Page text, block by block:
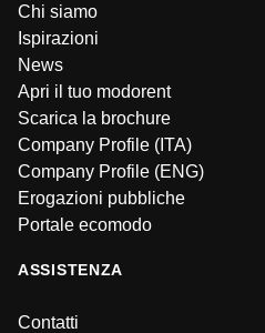
Chi siamo
Ispirazioni
News
Apri il tuo modorent
Scarica la brochure
Company Profile (ITA)
Company Profile (ENG)
Erogazioni pubbliche
Portale ecomodo
ASSISTENZA
Contatti